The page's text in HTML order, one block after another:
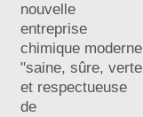
nouvelle
entreprise
chimique moderne
"saine, sûre, verte
et respectueuse
de